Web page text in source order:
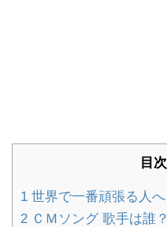
目次
1 世界で一番頑張る人へ
2 ＣＭソング 歌手は誰？